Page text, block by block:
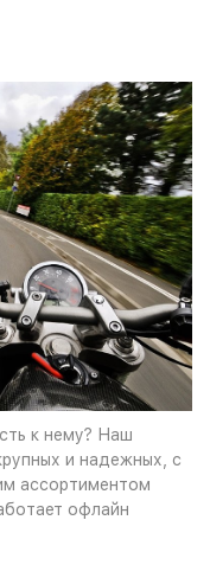
к нему? Наш
и надежных, с
ассортиментом
офлайн